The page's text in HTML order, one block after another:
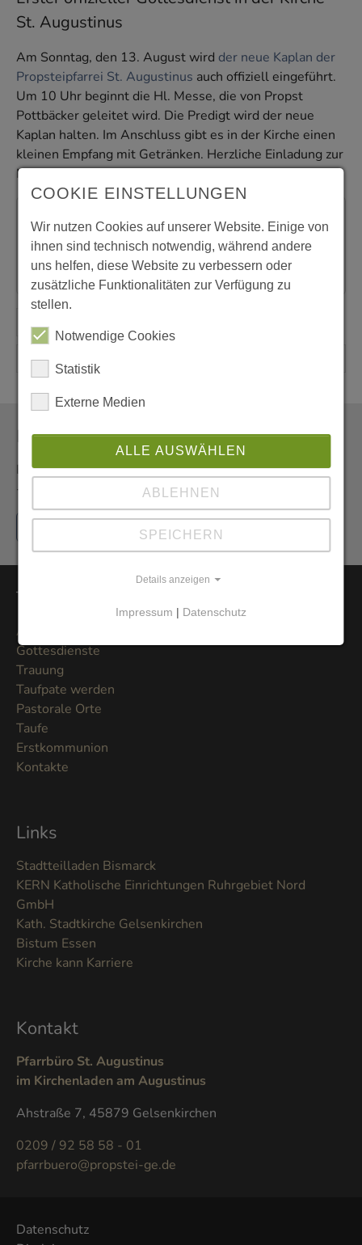
St. Augustinus
Am Sonntag, den 13. August wird der neue Kaplan der
Propsteipfarrei St. Augustinus auch offiziell eingeführt.
Um 10 Uhr beginnt die Hl. Messe, die von Propst
Pottbäcker geleitet wird. Die Predigt wird der neue
Kaplan halten. Im Anschluss gibt es in der Kirche einen
kleinen Empfang mit Getränken. Herzliche Einladung zur
Mitfeier!
Angeklickt
Hl. Messe im Livestream (YouTube)
Newsletter
Erhalten Sie den Newsletter der Pfarrei aus erster Hand
- und vor allem umweltfreundlich als E-Mail.
Jetzt hier anmelden
Themen
Aktuelles
Gottesdienste
Trauung
Taufpate werden
Pastorale Orte
Taufe
Erstkommunion
Kontakte
Links
Stadtteilladen Bismarck
KERN Katholische Einrichtungen Ruhrgebiet Nord
GmbH
Kath. Stadtkirche Gelsenkirchen
Bistum Essen
Kirche kann Karriere
Kontakt
Pfarrbüro St. Augustinus
im Kirchenladen am Augustinus
Ahstraße 7, 45879 Gelsenkirchen
0209 / 92 58 58 - 01
pfarrbuero@propstei-ge.de
Datenschutz
COOKIE EINSTELLUNGEN
Wir nutzen Cookies auf unserer Website. Einige von
ihnen sind technisch notwendig, während andere
uns helfen, diese Website zu verbessern oder
zusätzliche Funktionalitäten zur Verfügung zu
stellen.
Notwendige Cookies
Statistik
Externe Medien
ALLE AUSWÄHLEN
ABLEHNEN
SPEICHERN
Details anzeigen
Impressum | Datenschutz